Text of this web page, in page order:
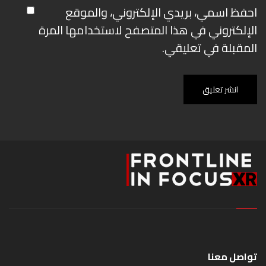
احفظ اسمي، بريدي الإلكتروني، والموقع
الإلكتروني في هذا المتصفح لاستخدامها المرة
المقبلة في تعليقي.
انشر تعليق
تواصل معنا